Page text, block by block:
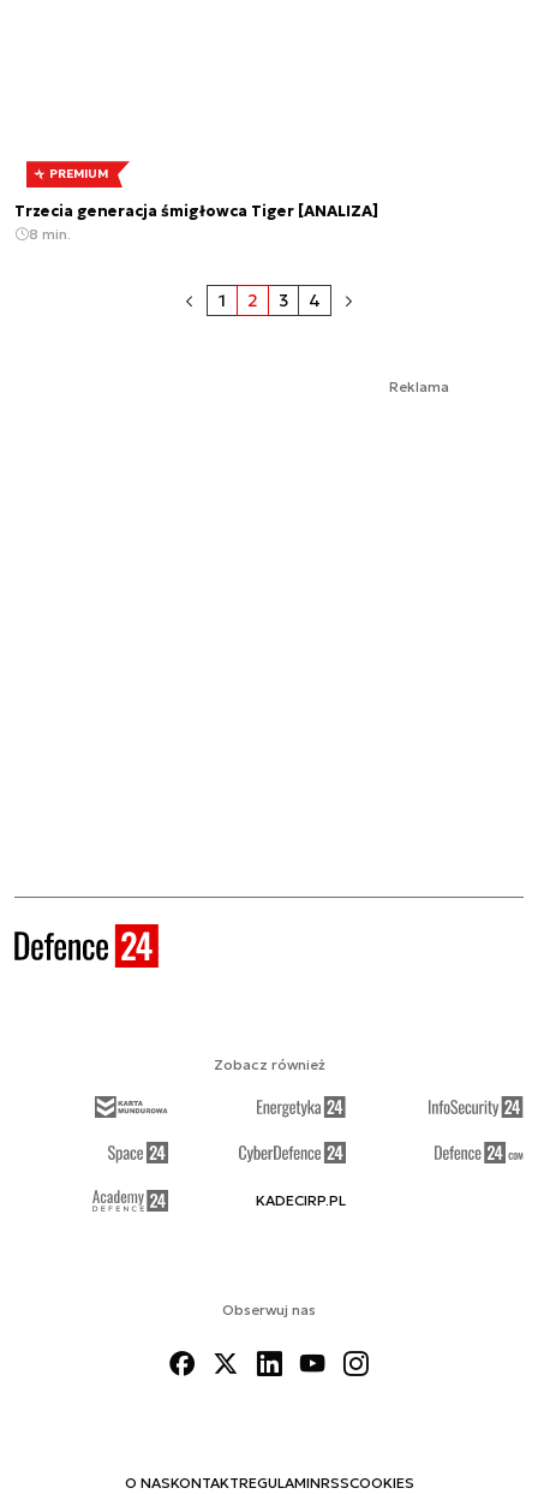
PREMIUM
Trzecia generacja śmigłowca Tiger [ANALIZA]
8 min.
1 2 3 4
Reklama
Obserwuj nas
O NASKONTAKTREGULAMINRSSCOOKIES
Zobacz również
KADECIRP.PL